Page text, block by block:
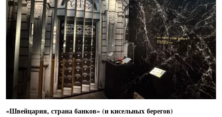
«Швейцария, страна банков» (и кисельных берегов)